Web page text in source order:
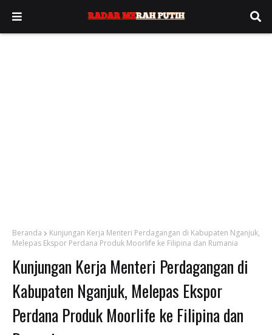
Beranda
Kunjungan Kerja Menteri Perdagangan di Kabupaten Nganjuk,
Melepas Ekspor Perdana Produk Moorlife ke Filipina dan Rumania
Kunjungan Kerja Menteri Perdagangan di
Kabupaten Nganjuk, Melepas Ekspor
Perdana Produk Moorlife ke Filipina dan